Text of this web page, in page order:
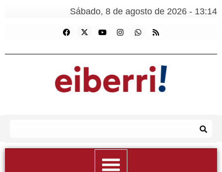
Sábado, 8 de agosto de 2026 - 13:14